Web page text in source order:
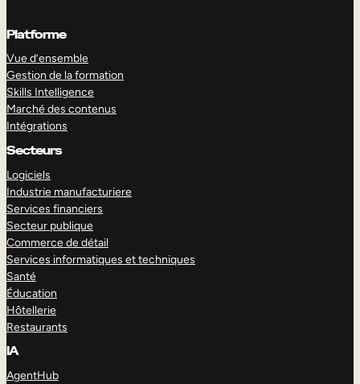
Platforme
Vue d’ensemble
Gestion de la formation
Skills Intelligence
Marché des contenus
Intégrations
Secteurs
Logiciels
Industrie manufacturiere
Services financiers
Secteur publique
Commerce de détail
Services informatiques et techniques
Santé
Éducation
Hôtellerie
Restaurants
IA
AgentHub